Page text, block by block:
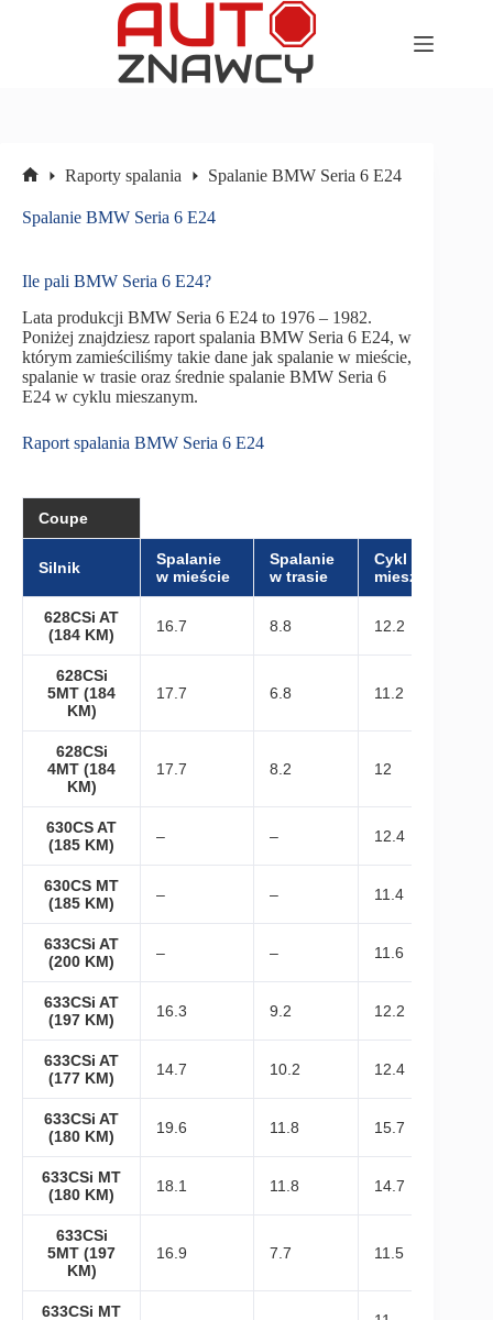
główna
Raporty spalania Spalanie BMW Seria 6 E24
Spalanie BMW Seria 6 E24
Ile pali BMW Seria 6 E24?
Lata produkcji BMW Seria 6 E24 to 1976 – 1982.
Poniżej znajdziesz raport spalania BMW Seria 6 E24, w
którym zamieściliśmy takie dane jak spalanie w mieście,
spalanie w trasie oraz średnie spalanie BMW Seria 6
E24 w cyklu mieszanym.
Raport spalania BMW Seria 6 E24
Coupe
Silnik
Spalanie
w mieście
Spalanie
w trasie
Cykl
mieszany
628CSi AT
(184 KM)
16.7 8.8 12.2
628CSi
5MT (184
KM)
17.7 6.8 11.2
628CSi
4MT (184
KM)
17.7 8.2 12
630CS AT
(185 KM)
– – 12.4
630CS MT
(185 KM)
– – 11.4
633CSi AT
(200 KM)
– – 11.6
633CSi AT
(197 KM)
16.3 9.2 12.2
633CSi AT
(177 KM)
14.7 10.2 12.4
633CSi AT
(180 KM)
19.6 11.8 15.7
633CSi MT
(180 KM)
18.1 11.8 14.7
633CSi
5MT (197
KM)
16.9 7.7 11.5
633CSi MT